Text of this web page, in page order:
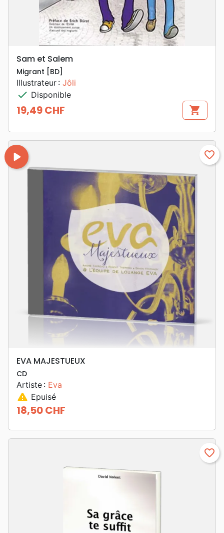
Sam et Salem
Migrant [BD]
Illustrateur : Jôli
check Disponible
Prix
19,49 CHF shopping_cart
play_arrow favorite_border
EVA MAJESTUEUX
CD
Artiste : Eva
warning Epuisé
Prix
18,50 CHF
favorite_border